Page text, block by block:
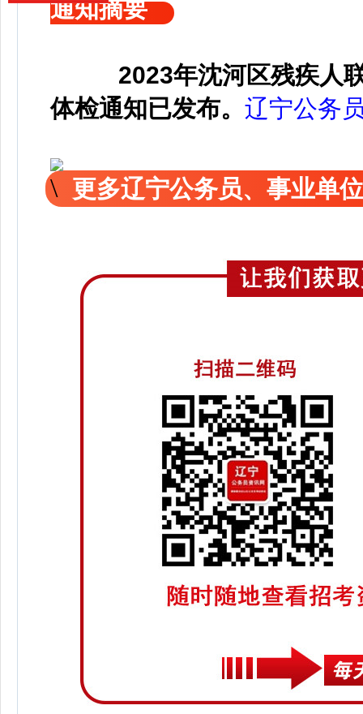
通知摘要
2023年沈河区残疾人
体检通知已发布。 辽宁公务
更多辽宁公务员、事业单